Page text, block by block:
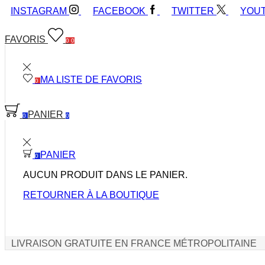
INSTAGRAM FACEBOOK TWITTER
FAVORIS 0 0
0 MA LISTE DE FAVORIS
0 PANIER 0
0 PANIER
AUCUN PRODUIT DANS LE PANIER.
RETOURNER À LA BOUTIQUE
LIVRAISON GRATUITE EN FRANCE MÉTROPOLITAINE